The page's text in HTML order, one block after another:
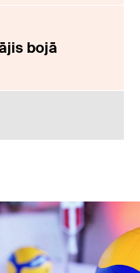
bojā